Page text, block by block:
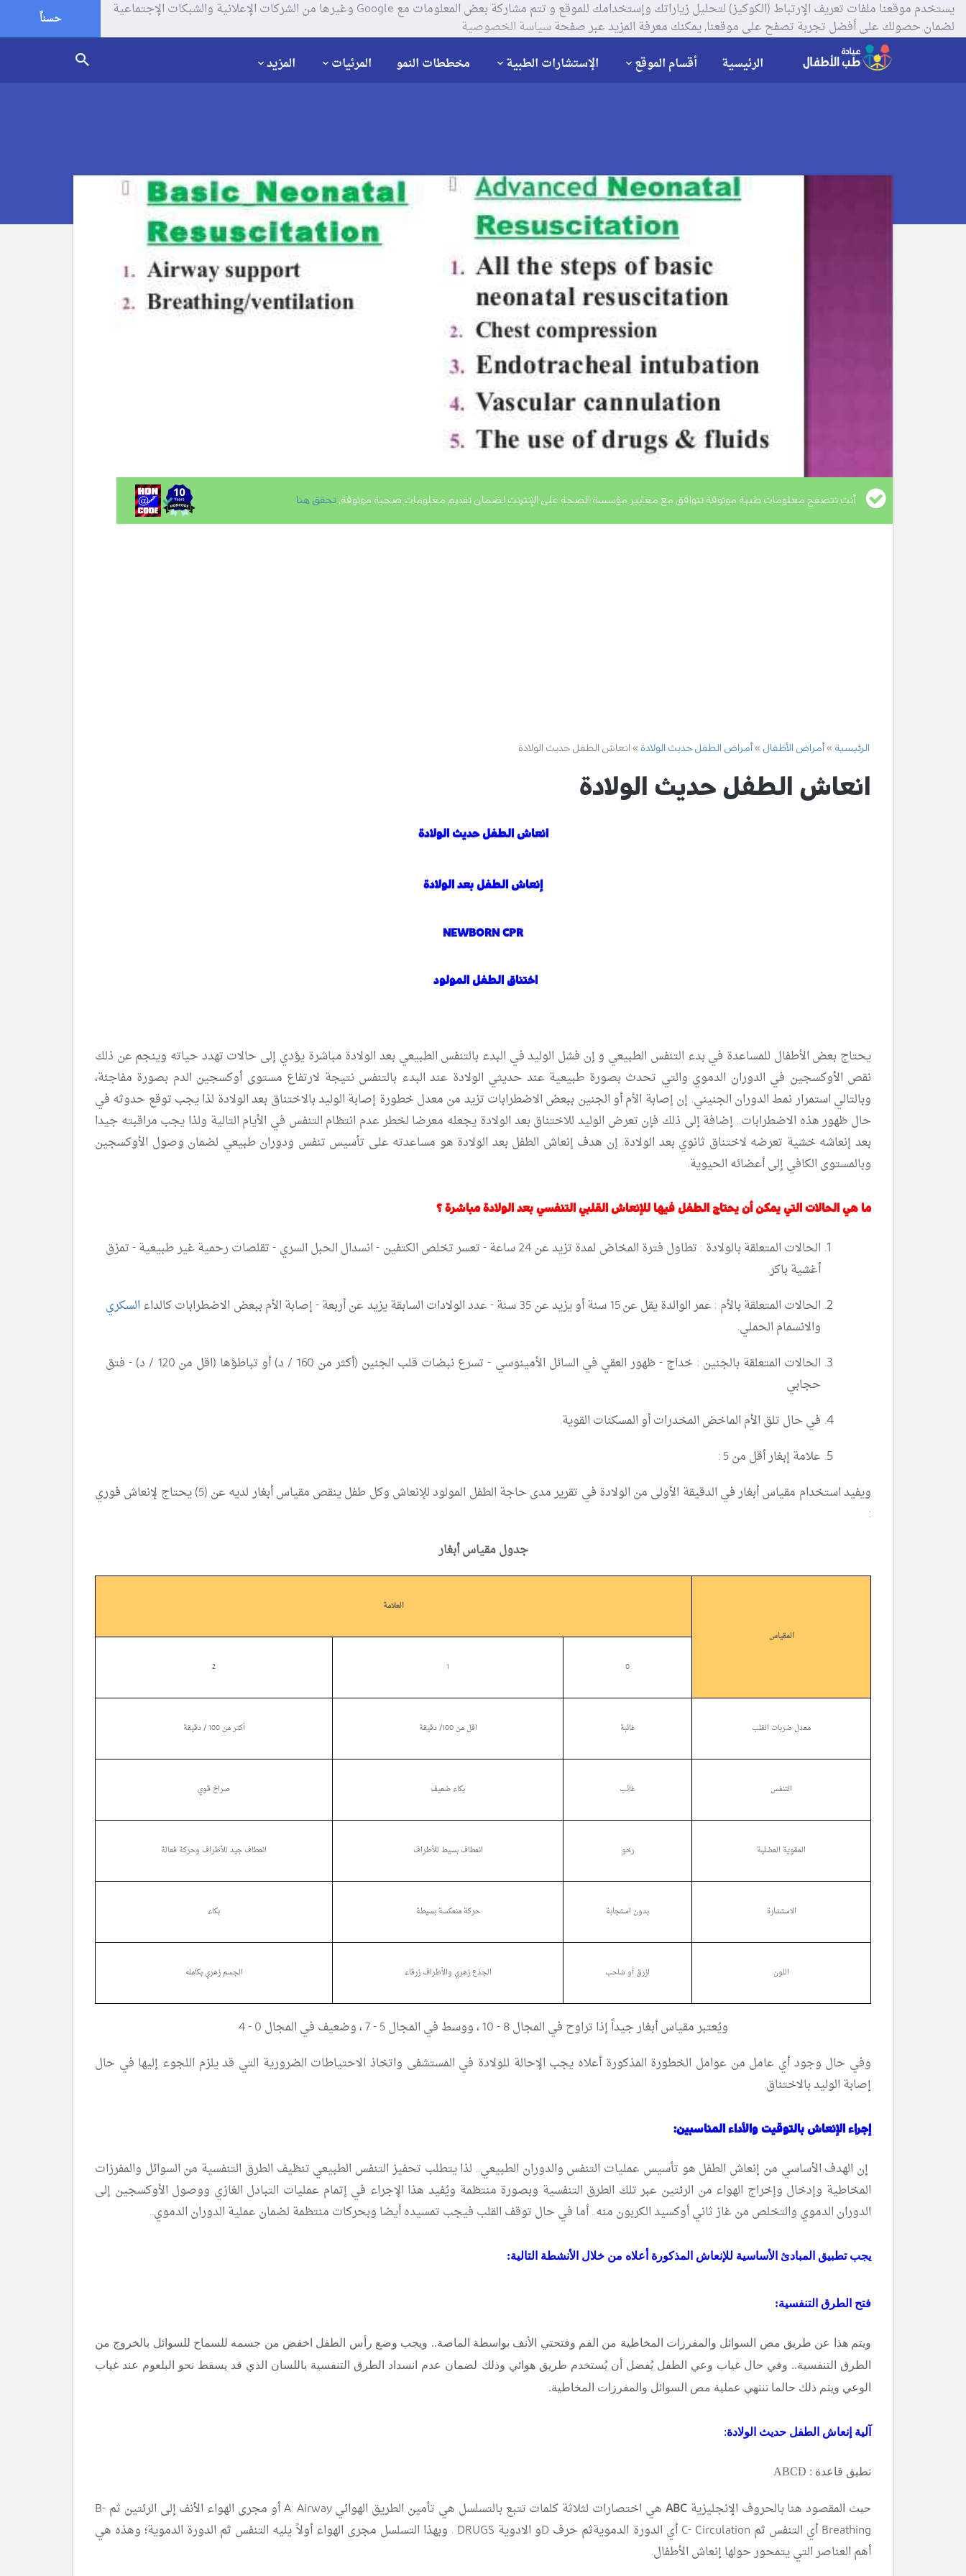
يستخدم موقعنا ملفات تعريف الإرتباط (الكوكيز) لتحليل زياراتك وإستخدامك للموقع و تتم مشاركة بعض المعلومات مع Google وغيرها من الشركات الإعلانية والشبكات الإجتماعية
لضمان حصولك على أفضل تجربة تصفح على موقعنا, يمكنك معرفة المزيد عبر صفحةسياسة الخصوصية حسناً
الرئيسية أقسام الموقع الإستشارات الطبية مخططات النمو المرئيات المزيد
أنت تتصفح معلومات طبية موثوقة تتوافق مع معايير مؤسسة الصحة على الإنترنت لضمان تقديم معلومات صحية موثوقة, تحقق هنا.
الرئيسية أمراض الأطفال أمراض الطفل حديث الولادة انعاش الطفل حديث الولادة
انعاش الطفل حديث الولادة
انعاش الطفل حديث الولادة
إنعاش الطفل بعد الولادة
NEWBORN CPR
اختناق الطفل المولود
يحتاج بعض الأطفال للمساعدة في بدء التنفس الطبيعي وإن فشل الوليد في البدء بالتنفس الطبيعي بعد الولادة مباشرة يؤدي إلى حالات تهدد حياته وينجم عن ذلك
نقص الأوكسجين في الدوران الدموي والتي تحدث بصورة طبيعية عند حديثي الولادة عند البدء بالتنفس نتيجة لارتفاع مستوى أوكسجين الدم بصورة مفاجئة،
وبالتالي استمرار نمط الدوران الجنيني. إن إصابة الأم أو الجنين ببعض الاضطرابات تزيد من معدل خطورة إصابة الوليد بالاختناق بعد الولادة لذا يجب توقع حدوثه في
حال ظهور هذه الاضطرابات.. إضافة إلى ذلك فإن تعرض الوليد للاختناق بعد الولادة يجعله معرضا لخطر عدم انتظام التنفس في الأيام التالية ولذا يجب مراقبته جيدا
بعد إنعاشه خشية تعرضه لاختناق ثانوي بعد الولادة. إن هدف إنعاش الطفل بعد الولادة هو مساعدته على تأسيس تنفس ودوران طبيعي لضمان وصول الأوكسجين
وبالمستوى الكافي إلى أعضائه الحيوية.
ما هي الحالات التي يمكن أن يحتاج الطفل فيها للإنعاش القلبي التنفسي بعد الولادة مباشرة ؟
الحالات المتعلقة بالولادة
: تطاول فترة المخاض لمدة تزيد عن 24 ساعة - تعسر تخلص الكتفين - انسدال الحبل السري - تقلصات رحمية غير طبيعية - تمزق
أغشية باكر.
الحالات المتعلقة بالأم : عمر الوالدة يقل عن 15 سنة أو يزيد عن 35 سنة - عدد الولادات السابقة يزيد عن أربعة - إصابة الأم ببعض الاضطرابات كالداء
السكري
والانسمام الحملي.
الحالات المتعلقة بالجنين : خداج - ظهور العقي في السائل الأمينوسي - تسرع نبضات قلب الجنين (أكثر من 160 / د) أو تباطؤها (اقل من 120 / د)
- فتق
حجابي
في حال تلقالأم الماخض المخدرات أو المسكنات القوية.
علامة إبغار أقل من 5 :
ويفيد استخدام مقياس أبغار في الدقيقة الأولى من الولادة في تقرير مدى حاجة الطفل المولود للإنعاش وكل طفل ينقص مقياس أبغار لديه عن (5) يحتاج لإنعاش فوري
:
جدول مقياس أبغار
المقياس
العلامة
0
1
2
معدل ضربات القلب غائبة اقل من 100/ دقيقة أكثر من 100 / دقيقة
التنفس غائب بكاء ضعيف صراخ قوي
المقوية العضلية رخو انعطاف بسيط للأطراف انعطاف جيد للأطراف وحركة فعالة
الاستشارة بدون استجابة حركة منعكسة بسيطة بكاء
اللون ازرق أو شاحب الجذع زهري والأطراف زرقاء الجسم زهري بكامله
ويُعتبر مقياس أبغار جيداًإذا تراوح في المجال 8 - 10 ، ووسط في المجال 5 - 7 ، وضعيف في المجال 0 - 4
وفي حال وجود أي عامل من عوامل الخطورة المذكورة أعلاه يجب الإحالة للولادة في المستشفى واتخاذ الاحتياطات الضرورية التي قد يلزم اللجوء إليها في حال
إصابة الوليد بالاختناق.
إجراء الإنعاش بالتوقيت والأداء المناسبين:
إن الهدف الأساسي من إنعاش الطفل هو تأسيس عمليات التنفس والدوران الطبيعي.. لذا يتطلب تحفيز التنفس الطبيعي تنظيف الطرق التنفسية من السوائل والمفرزات
المخاطية وإدخال وإخراج الهواء من الرئتين عبر تلك الطرق التنفسية وبصورة منتظمة ويُفيد هذا الإجراء في إتمام عمليات التبادل الغازي ووصول الأوكسجين إلى
الدوران الدموي والتخلص من غاز ثاني أوكسيد الكربون منه.. أما في حال توقف القلب فيجب تمسيده أيضا وبحركات منتظمة لضمان عملية الدوران الدموي..
يجب تطبيق المبادئ الأساسية للإنعاش المذكورة أعلاه من خلال الأنشطة التالية:
فتح الطرق التنفسية:
ويتم هذا عن طريق مص السوائل والمفرزات المخاطية من الفم وفتحتي الأنف بواسطة الماصة.. ويجب وضع رأس الطفل اخفض من جسمه للسماح للسوائل بالخروج من
الطرق التنفسية.. وفي حال غياب وعي الطفل يُفضل أن يُستخدم طريق هوائي وذلك لضمان عدم انسداد الطرق التنفسية باللسان الذي قد يسقط نحو البلعوم عند غياب
الوعي ويتم ذلك حالما تنتهي عملية مص السوائل والمفرزات المخاطية.
آلية إنعاش الطفل حديث الولادة:
تطبق قاعدة : ABCD
حيث ا لمقصود هنا بالحروف الإنجليزيةABC هي اختصارات لثلاثة كلمات تتبع بالتسلسل هي تأمين الطريق الهوائي A: Airway أو مجرى الهواء الأنف إلى الرئتين ثم
B-
Breathing أي التنفس ثم
C-Circulation أي الدورة الدمويةثم حرف و الادوية
. وبهذا التسلسل مجرى الهواء أولاً يليه التنفس ثم الدورة الدموية؛ وهذه هي
أهم العناصر التي يتمحور حولها إنعاش الأطفال.